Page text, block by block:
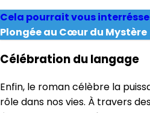
Cela pourrait vous
Plongée au Cœur du Mystère
Célébration du langage
Enfin, le roman célèbre la
rôle dans nos vies. À travers